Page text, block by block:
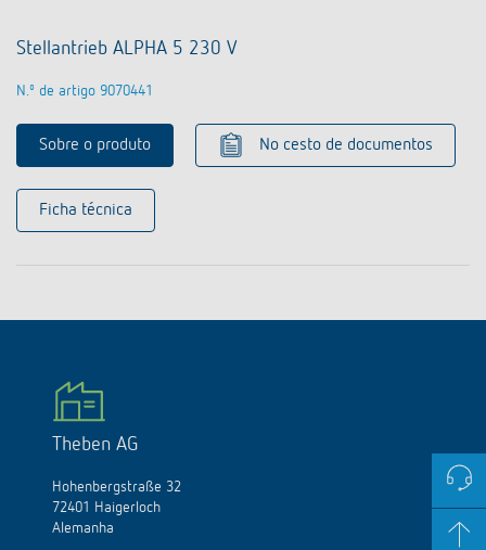
Stellantrieb ALPHA 5 230 V
N.º de artigo 9070441
Sobre o produto No cesto de documentos
Ficha técnica
Theben AG
Hohenbergstraße 32
72401 Haigerloch
Alemanha